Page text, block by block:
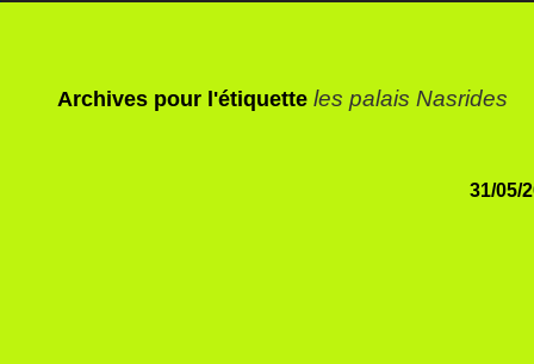
Archives pour l'étiquette les palais Nasrides
31/05/